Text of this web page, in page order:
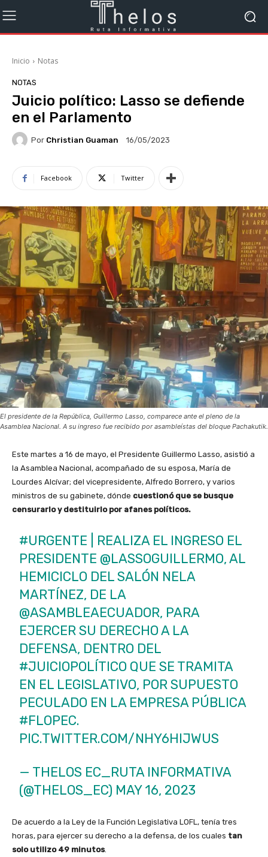
Inicio Notas
NOTAS
Juicio político: Lasso se defiende
en el Parlamento
Por Christian Guaman 16/05/2023
Facebook Twitter
El presidente de la República, Guillermo Lasso, comparece ante el pleno de la
Asamblea Nacional. A su ingreso fue recibido por asambleístas del bloque Pachakutik.
Este martes a 16 de mayo, el Presidente Guillermo Lasso, asistió a
la Asamblea Nacional, acompañado de su esposa, María de
Lourdes Alcívar; del vicepresidente, Alfredo Borrero, y varios
ministros de su gabinete, dónde cuestionó que se busque
censurarlo y destituirlo por afanes políticos.
#URGENTE | REALIZA EL INGRESO EL
PRESIDENTE @LASSOGUILLERMO, AL
HEMICICLO DEL SALÓN NELA
MARTÍNEZ, DE LA
@ASAMBLEAECUADOR, PARA
EJERCER SU DERECHO A LA
DEFENSA, DENTRO DEL
#JUICIOPOLÍTICO QUE SE TRAMITA
EN EL LEGISLATIVO, POR SUPUESTO
PECULADO EN LA EMPRESA PÚBLICA
#FLOPEC.
PIC.TWITTER.COM/NHY6HIJWUS
— THELOS EC_RUTA INFORMATIVA
(@THELOS_EC) MAY 16, 2023
De acuerdo a la Ley de la Función Legislativa LOFL, tenía tres
horas, para ejercer su derecho a la defensa, de los cuales tan
solo utilizo 49 minutos.